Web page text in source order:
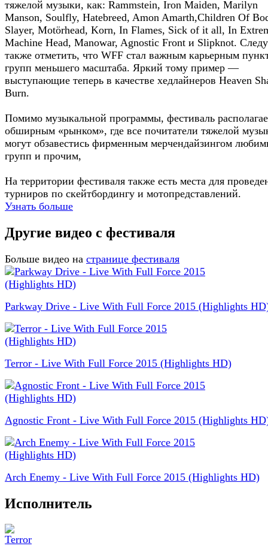
тяжелой музыки, как: Rammstein, Iron Maiden, Marilyn
Manson, Soulfly, Hatebreed, Amon Amarth,Children Of
Slayer, Motörhead, Korn, In Flames, Sick of it all, In
Machine Head, Manowar, Agnostic Front и Slipknot.
также отметить, что WFF стал важным карьерным
групп меньшего масштаба. Яркий тому пример —
выступающие теперь в качестве хедлайнеров Heaven
Burn.
Помимо музыкальной программы, фестиваль
обширным «рынком», где все почитатели тяжелой
могут обзавестись фирменным мерчендайзингом
групп и прочим,
На территории фестиваля также есть места для
турниров по скейтбордингу и мотопредставлений.
Узнать больше
Другие видео с фестиваля
Больше видео на странице фестиваля
Parkway Drive - Live With Full Force 2015 (Highlights
Terror - Live With Full Force 2015 (Highlights HD)
Agnostic Front - Live With Full Force 2015 (Highlights
Arch Enemy - Live With Full Force 2015 (Highlights HD)
Исполнитель